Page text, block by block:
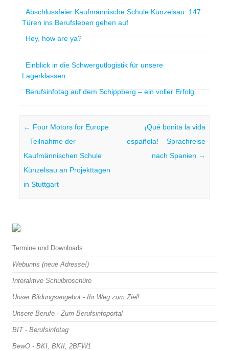
Abschlussfeier Kaufmännische Schule Künzelsau: 147
Türen ins Berufsleben gehen auf
Hey, how are ya?
Einblick in die Schwergutlogistik für unsere
Lagerklassen
Berufsinfotag auf dem Schippberg – ein voller Erfolg
Post navigation
← Four Motors for Europe
– Teilnahme der
Kaufmännischen Schule
Künzelsau an Projekttagen
in Stuttgart
¡Qué bonita la vida
española! – Sprachreise
nach Spanien →
Termine und Downloads
Webuntis (neue Adresse!)
Interaktive Schulbroschüre
Unser Bildungsangebot - Ihr Weg zum Ziel!
Unsere Berufe - Zum Berufsinfoportal
BIT - Berufsinfotag
BewO - BKI, BKII, 2BFW1